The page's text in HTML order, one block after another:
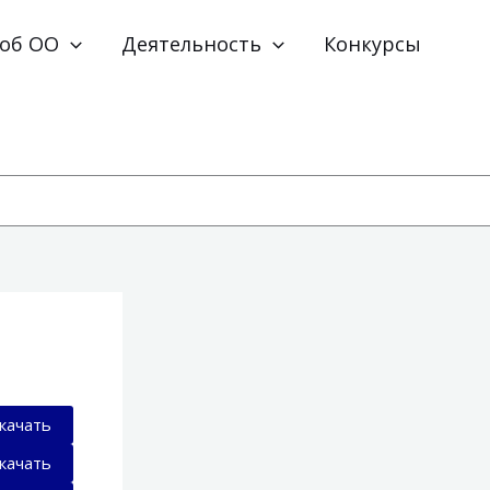
ОО Деятельность Конкурсы